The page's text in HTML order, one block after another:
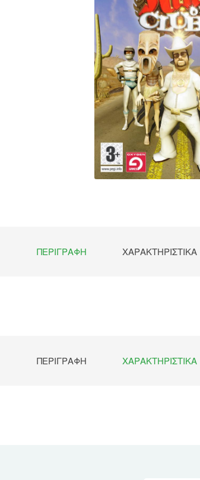
ΠΕΡΙΓΡΑΦΉ ΧΑΡΑΚΤΗΡΙΣΤΙΚΆ
ΠΕΡΙΓΡΑΦΉ ΧΑΡΑΚΤΗΡΙΣΤΙΚΆ